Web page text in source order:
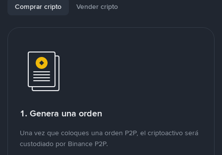
Comprar cripto Vender cripto
1. Genera una orden
Una vez que coloques una orden P2P, el criptoactivo será
custodiado por Binance P2P.